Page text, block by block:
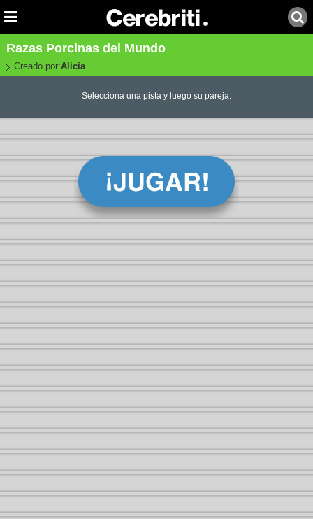
Razas Porcinas del Mundo
Creado por:Alicia
Selecciona una pista y luego su pareja.